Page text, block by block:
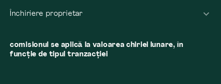
Închiriere proprietar
comisionul se aplică la valoarea chiriei lunare, în
funcție de tipul tranzacției